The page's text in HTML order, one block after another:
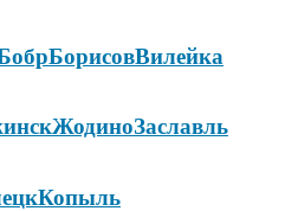
БорисовВилейка
ЖодиноЗаславль
Копыль